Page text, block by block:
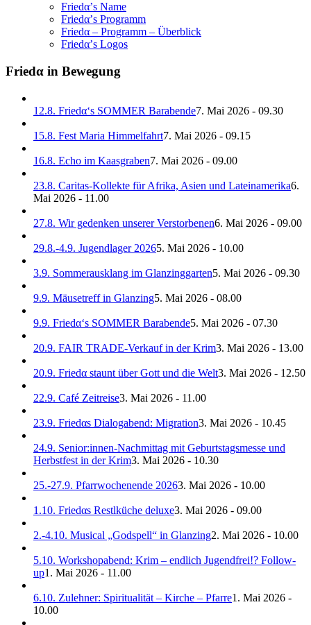
Friedα’s Name
Friedα’s Programm
Friedα – Programm – Überblick
Friedα’s Logos
Friedα in Bewegung
12.8. Friedα‘s SOMMER Barabende7. Mai 2026 - 09.30
15.8. Fest Maria Himmelfahrt7. Mai 2026 - 09.15
16.8. Echo im Kaasgraben7. Mai 2026 - 09.00
23.8. Caritas-Kollekte für Afrika, Asien und Lateinamerika6.
Mai 2026 - 11.00
27.8. Wir gedenken unserer Verstorbenen6. Mai 2026 - 09.00
29.8.-4.9. Jugendlager 20265. Mai 2026 - 10.00
3.9. Sommerausklang im Glanzinggarten5. Mai 2026 - 09.30
9.9. Mäusetreff in Glanzing5. Mai 2026 - 08.00
9.9. Friedα‘s SOMMER Barabende5. Mai 2026 - 07.30
20.9. FAIR TRADE-Verkauf in der Krim3. Mai 2026 - 13.00
20.9. Friedα staunt über Gott und die Welt3. Mai 2026 - 12.50
22.9. Café Zeitreise3. Mai 2026 - 11.00
23.9. Friedαs Dialogabend: Migration3. Mai 2026 - 10.45
24.9. Senior:innen-Nachmittag mit Geburtstagsmesse und
Herbstfest in der Krim3. Mai 2026 - 10.30
25.-27.9. Pfarrwochenende 20263. Mai 2026 - 10.00
1.10. Friedαs Restlküche deluxe3. Mai 2026 - 09.00
2.-4.10. Musical „Godspell“ in Glanzing2. Mai 2026 - 10.00
5.10. Workshopabend: Krim – endlich Jugendfrei!? Follow-
up1. Mai 2026 - 11.00
6.10. Zulehner: Spiritualität – Kirche – Pfarre1. Mai 2026 -
10.00